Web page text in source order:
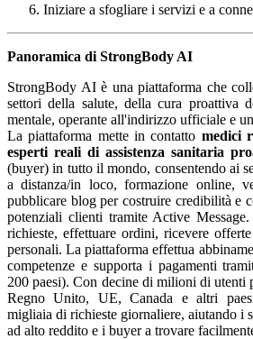
Iniziare a sfogliare i servizi e a
Panoramica di StrongBody AI
StrongBody AI è una piattaforma che
settori della salute, della cura proattiva
mentale, operante all'indirizzo ufficiale e
La piattaforma mette in contatto medici
esperti reali di assistenza sanitaria
(buyer) in tutto il mondo, consentendo ai
a distanza/in loco, formazione online,
pubblicare blog per costruire credibilità e
potenziali clienti tramite Active
richieste, effettuare ordini, ricevere
personali. La piattaforma effettua
competenze e supporta i pagamenti
200 paesi). Con decine di milioni di utenti
Regno Unito, UE, Canada e altri
migliaia di richieste giornaliere, aiutando i
ad alto reddito e i buyer a trovare